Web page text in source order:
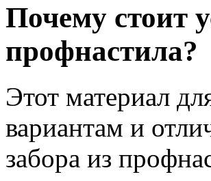
Почему стоит
профнастила?
Этот материал
вариантам и
забора из